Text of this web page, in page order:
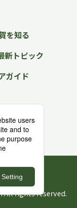
を知る
新トピック
ガイド
イトマップ
All rights reserved.